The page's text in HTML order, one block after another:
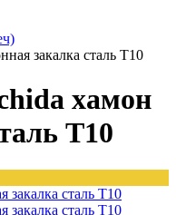
закалка сталь Т10
хамон
Т10